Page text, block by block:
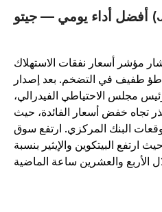
مؤشر أسعار نفقات الاستهلاك
طفيف في التضخم. بعد إصدار
مجلس الاحتياطي الفيدرالي،
خفض أسعار الفائدة، حيث
البنك المركزي. ارتفع سوق
البيتكوين والإيثير بنسبة